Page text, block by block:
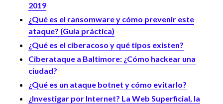
2019
¿Qué es el ransomware y cómo prevenir este
ataque? (Guía práctica)
¿Qué es el ciberacoso y qué tipos existen?
Ciberataque a Baltimore: ¿Cómo hackear una
ciudad?
¿Qué es un ataque botnet y cómo evitarlo?
¿Investigar por Internet? La Web Superficial, la